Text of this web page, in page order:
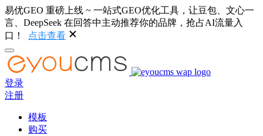
易优GEO 重磅上线 ~ 一站式GEO优化工具，让豆包、文心一
言、DeepSeek 在回答中主动推荐你的品牌，抢占AI流量入
口！
点击查看
登录
注册
模板
购买